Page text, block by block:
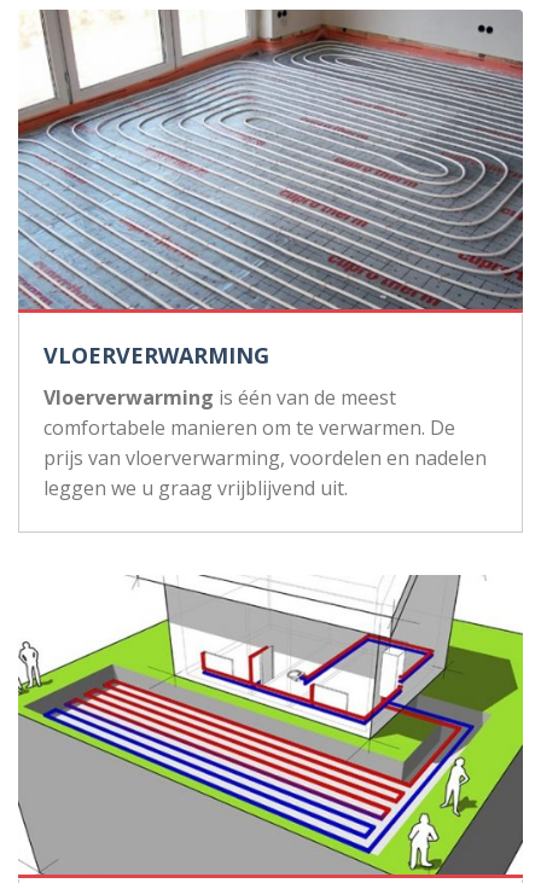
VLOERVERWARMING
Vloerverwarming is één van de meest
comfortabele manieren om te verwarmen. De
prijs van vloerverwarming, voordelen en nadelen
leggen we u graag vrijblijvend uit.